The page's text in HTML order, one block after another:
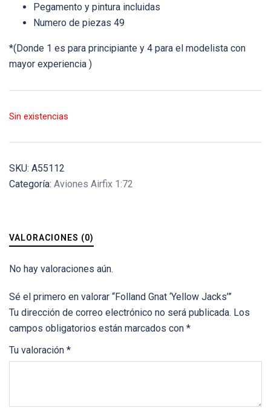
Pegamento y pintura incluidas
Numero de piezas 49
*(Donde 1 es para principiante y 4 para el modelista con
mayor experiencia )
Sin existencias
SKU: A55112
Categoría: Aviones Airfix 1:72
VALORACIONES (0)
No hay valoraciones aún.
Sé el primero en valorar “Folland Gnat ‘Yellow Jacks’”
Tu dirección de correo electrónico no será publicada. Los
campos obligatorios están marcados con *
Tu valoración *